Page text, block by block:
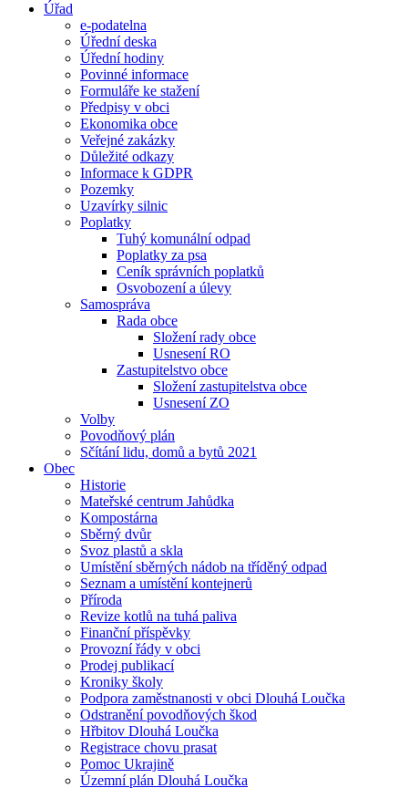
Úřad
e-podatelna
Úřední deska
Úřední hodiny
Povinné informace
Formuláře ke stažení
Předpisy v obci
Ekonomika obce
Veřejné zakázky
Důležité odkazy
Informace k GDPR
Pozemky
Uzavírky silnic
Poplatky
Tuhý komunální odpad
Poplatky za psa
Ceník správních poplatků
Osvobození a úlevy
Samospráva
Rada obce
Složení rady obce
Usnesení RO
Zastupitelstvo obce
Složení zastupitelstva obce
Usnesení ZO
Volby
Povodňový plán
Sčítání lidu, domů a bytů 2021
Obec
Historie
Mateřské centrum Jahůdka
Kompostárna
Sběrný dvůr
Svoz plastů a skla
Umístění sběrných nádob na tříděný odpad
Seznam a umístění kontejnerů
Příroda
Revize kotlů na tuhá paliva
Finanční příspěvky
Provozní řády v obci
Prodej publikací
Kroniky školy
Podpora zaměstnanosti v obci Dlouhá Loučka
Odstranění povodňových škod
Hřbitov Dlouhá Loučka
Registrace chovu prasat
Pomoc Ukrajině
Územní plán Dlouhá Loučka